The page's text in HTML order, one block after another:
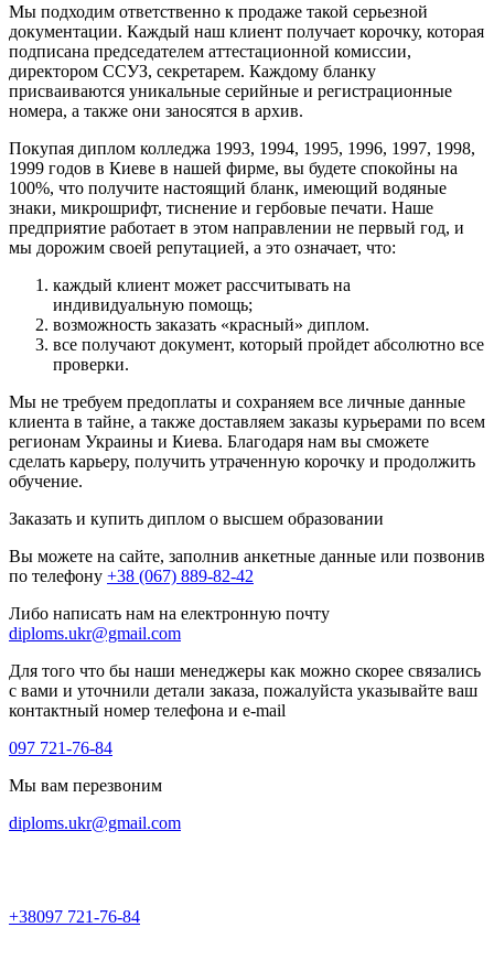
Мы подходим ответственно к продаже такой серьезной
документации. Каждый наш клиент получает корочку, которая
подписана председателем аттестационной комиссии,
директором ССУЗ, секретарем. Каждому бланку
присваиваются уникальные серийные и регистрационные
номера, а также они заносятся в архив.
Покупая диплом колледжа 1993, 1994, 1995, 1996, 1997, 1998,
1999 годов в Киеве в нашей фирме, вы будете спокойны на
100%, что получите настоящий бланк, имеющий водяные
знаки, микрошрифт, тиснение и гербовые печати. Наше
предприятие работает в этом направлении не первый год, и
мы дорожим своей репутацией, а это означает, что:
каждый клиент может рассчитывать на
индивидуальную помощь;
возможность заказать «красный» диплом.
все получают документ, который пройдет абсолютно все
проверки.
Мы не требуем предоплаты и сохраняем все личные данные
клиента в тайне, а также доставляем заказы курьерами по всем
регионам Украины и Киева. Благодаря нам вы сможете
сделать карьеру, получить утраченную корочку и продолжить
обучение.
Заказать и купить диплом о высшем образовании
Вы можете на сайте, заполнив анкетные данные или позвонив
по телефону +38 (067) 889-82-42
Либо написать нам на електронную почту
diploms.ukr@gmail.com
Для того что бы наши менеджеры как можно скорее связались
с вами и уточнили детали заказа, пожалуйста указывайте ваш
контактный номер телефона и e-mail
097 721-76-84
Мы вам перезвоним
diploms.ukr@gmail.com
+38097 721-76-84